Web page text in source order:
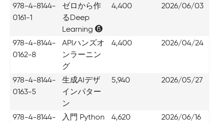
978-4-8144-
0161-1
ゼロから作
るDeep
Learning ❻
4,400 2026/06/03
978-4-8144-
0162-8
APIハンズオ
ンラーニン
グ
4,400 2026/04/24
978-4-8144-
0163-5
生成AIデザ
インパター
ン
5,940 2026/05/27
978-4-8144-
入門 Python
4,620 2026/06/16